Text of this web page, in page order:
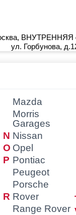
ВНУТРЕННЯЯ
ул. Горбунова,
Mazda
Morris
Garages
Nissan
Opel
Pontiac
Peugeot
Porsche
Rover
Range Rover